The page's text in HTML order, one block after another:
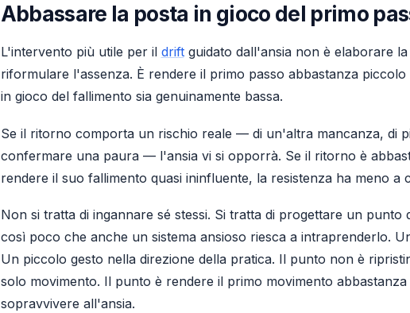
Abbassare la posta in gioco del primo
L'intervento più utile per il driftguidato dall'ansia non è elaborare
riformulare l'assenza. È rendere il primo passo abbastanza
in gioco del fallimento sia genuinamente bassa.
Se il ritorno comporta un rischio reale — di un'altra mancanza, di
confermare una paura — l'ansia vi si opporrà. Se il ritorno è
rendere il suo fallimento quasi ininfluente, la resistenza ha meno a
Non si tratta di ingannare sé stessi. Si tratta di progettare un punto
così poco che anche un sistema ansioso riesca a intraprenderlo.
Un piccolo gesto nella direzione della pratica. Il punto non è
solo movimento. Il punto è rendere il primo movimento
sopravvivere all'ansia.